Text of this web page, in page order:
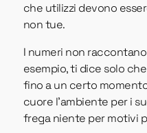
che utilizzi devono
non tue.
I numeri non
esempio, ti dice solo
fino a un certo
cuore l'ambiente per i
frega niente per motivi